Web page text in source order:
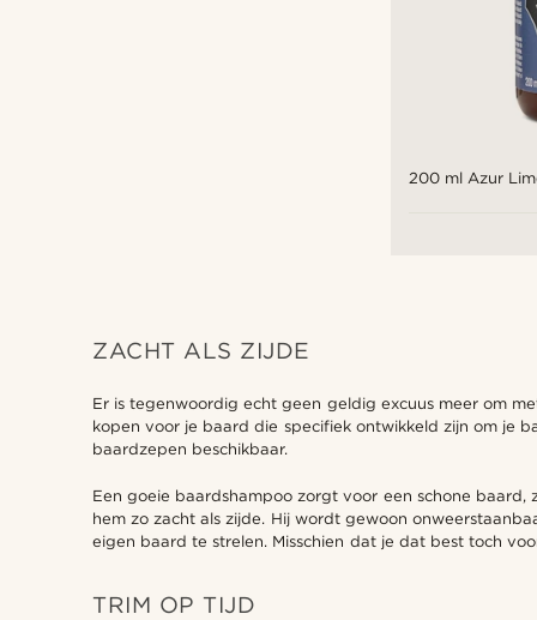
200 ml Azur
ZACHT ALS ZIJDE
Er is tegenwoordig echt geen geldig excuus meer om
kopen voor je baard die specifiek ontwikkeld zijn om je
baardzepen beschikbaar.
Een goeie baardshampoo zorgt voor een schone
hem zo zacht als zijde. Hij wordt gewoon
eigen baard te strelen. Misschien dat je dat best toch
TRIM OP TIJD